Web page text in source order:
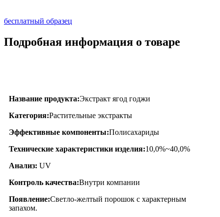
бесплатный образец
Подробная информация о товаре
Название продукта:Экстракт ягод годжи
Категория:Растительные экстракты
Эффективные компоненты:Полисахариды
Технические характеристики изделия:10,0%~40,0%
Анализ: UV
Контроль качества:Внутри компании
Появление:Светло-желтый порошок с характерным
запахом.